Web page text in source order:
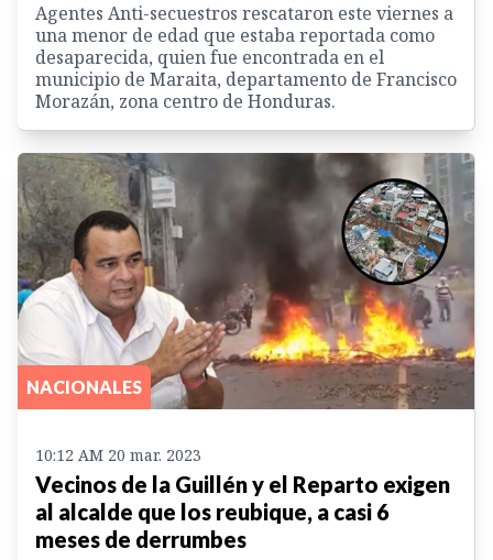
Agentes Anti-secuestros rescataron este viernes a
una menor de edad que estaba reportada como
desaparecida, quien fue encontrada en el
municipio de Maraita, departamento de Francisco
Morazán, zona centro de Honduras.
NACIONALES
10:12 AM 20 mar. 2023
Vecinos de la Guillén y el Reparto exigen
al alcalde que los reubique, a casi 6
meses de derrumbes